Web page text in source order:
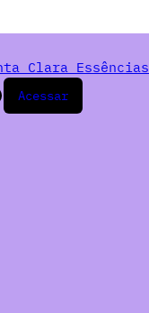
Clara Essências
Acessar